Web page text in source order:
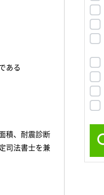
ある
積、耐震診断
司法書士を兼